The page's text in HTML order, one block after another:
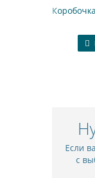
Коробочка для
В
Если
с